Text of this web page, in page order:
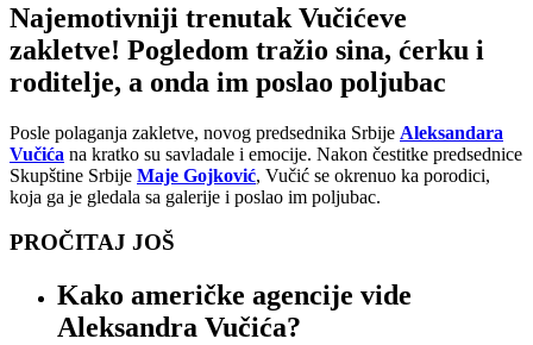
Najemotivniji trenutak Vučićeve
zakletve! Pogledom tražio sina, ćerku i
roditelje, a onda im poslao poljubac
Posle polaganja zakletve, novog predsednika Srbije Aleksandara
Vučića na kratko su savladale i emocije. Nakon čestitke predsednice
Skupštine Srbije Maje Gojković, Vučić se okrenuo ka porodici,
koja ga je gledala sa galerije i poslao im poljubac.
PROČITAJ JOŠ
Kako američke agencije vide
Aleksandra Vučića?